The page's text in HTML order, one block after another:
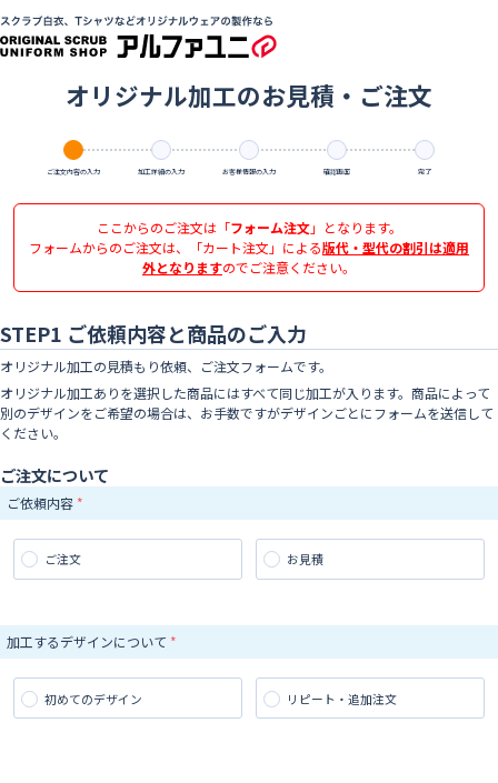
オリジナル加工のお見積・ご注文
ご注文内容の入力 加工詳細の入力 お客様情報の入力 確認画面 完了
ここからのご注文は「フォーム注文」となります。
フォームからのご注文は、「カート注文」による版代・型代の割引は適用
外となりますのでご注意ください。
STEP1 ご依頼内容と商品のご入力
オリジナル加工の見積もり依頼、ご注文フォームです。
オリジナル加工ありを選択した商品にはすべて同じ加工が入ります。商品によって
別のデザインをご希望の場合は、お手数ですがデザインごとにフォームを送信して
ください。
ご注文について
ご依頼内容
ご注文 お見積
加工するデザインについて
初めてのデザイン リピート・追加注文